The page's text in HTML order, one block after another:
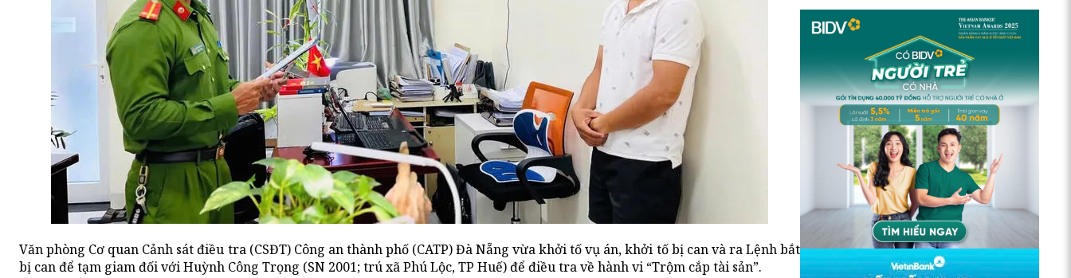
Văn phòng Cơ quan Cảnh sát điều tra (CSĐT) Công an thành phố (CATP) Đà Nẵng vừa khởi tố vụ án, khởi tố bị can và ra Lệnh bắt
bị can để tạm giam đối với Huỳnh Công Trọng (SN 2001; trú xã Phú Lộc, TP Huế) để điều tra về hành vi “Trộm cắp tài sản”.